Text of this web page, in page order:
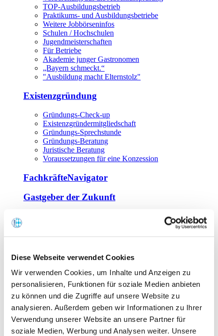
Diese Webseite verwendet Cookies
Wir verwenden Cookies, um Inhalte und Anzeigen zu
personalisieren, Funktionen für soziale Medien anbieten
zu können und die Zugriffe auf unsere Website zu
analysieren. Außerdem geben wir Informationen zu Ihrer
Verwendung unserer Website an unsere Partner für
soziale Medien, Werbung und Analysen weiter. Unsere
TOP-Ausbildungsbetrieb
Praktikums- und Ausbildungsbetriebe
Weitere Jobbörseninfos
Schulen / Hochschulen
Jugendmeisterschaften
Für Betriebe
Akademie junger Gastronomen
„Bayern schmeckt.“
"Ausbildung macht Elternstolz"
Existenzgründung
Gründungs-Check-up
Existenzgründermitgliedschaft
Gründungs-Sprechstunde
Gründungs-Beratung
Juristische Beratung
Voraussetzungen für eine Konzession
FachkräfteNavigator
Gastgeber der Zukunft
Offene Seminare
Tagen im Palais
Wirte-und Unternehmerbrief
Lernplattform BOUNTI
Partner
Branchennahe Organisationen